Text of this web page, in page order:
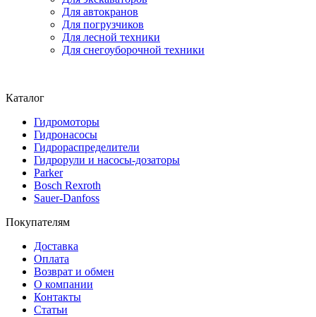
Для автокранов
Для погрузчиков
Для лесной техники
Для снегоуборочной техники
Каталог
Гидромоторы
Гидронасосы
Гидрораспределители
Гидрорули и насосы-дозаторы
Parker
Bosch Rexroth
Sauer-Danfoss
Покупателям
Доставка
Оплата
Возврат и обмен
О компании
Контакты
Статьи